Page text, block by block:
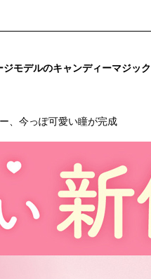
ジモデルのキャンディーマジ
、今っぽ可愛い瞳が完成